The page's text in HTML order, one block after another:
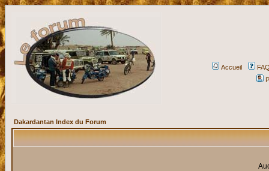
Accueil
Dakardantan Index du Forum